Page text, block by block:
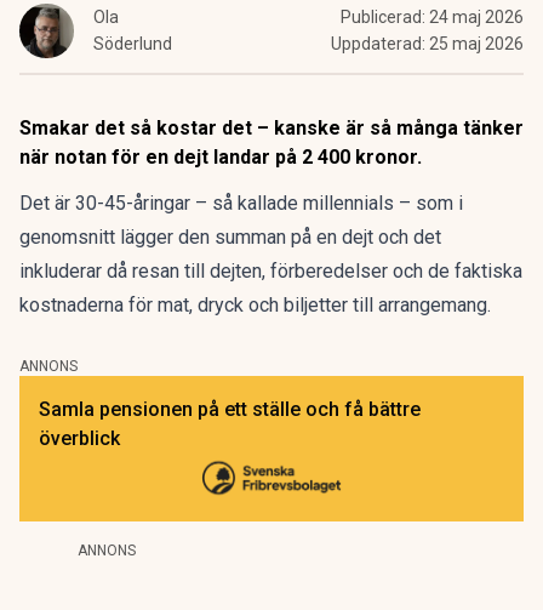
Ola
Söderlund
Publicerad: 24 maj 2026
Uppdaterad: 25 maj 2026
Smakar det så kostar det – kanske är så många tänker
när notan för en dejt landar på 2 400 kronor.
Det är 30-45-åringar – så kallade millennials – som i
genomsnitt lägger den summan på en dejt och det
inkluderar då resan till dejten, förberedelser och de faktiska
kostnaderna för mat, dryck och biljetter till arrangemang.
ANNONS
Samla pensionen på ett ställe och få bättre
överblick
ANNONS